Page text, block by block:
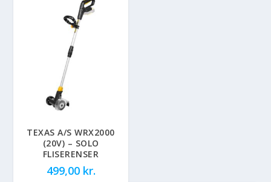
TEXAS A/S WRX2000
(20V) – SOLO
FLISERENSER
499,00 kr.